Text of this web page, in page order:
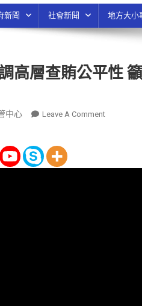
新聞 社會新聞 地方大小
高層查賄公平性
中心 Leave A Comment